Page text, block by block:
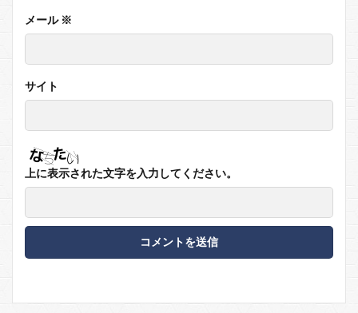
メール ※
サイト
上に表示された文字を入力してください。